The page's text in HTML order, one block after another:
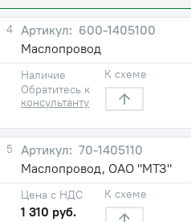
4
600-1405100
Маслопровод
Наличие
Обратитесь к
консультанту
К схеме
5
70-1405110
Маслопровод, ОАО "МТЗ"
Цена с НДС
1 310 руб.
К схеме